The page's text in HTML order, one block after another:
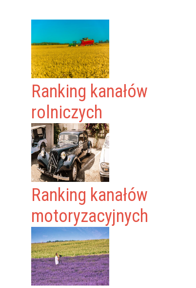
Ranking kanałów
rolniczych
Ranking kanałów
motoryzacyjnych